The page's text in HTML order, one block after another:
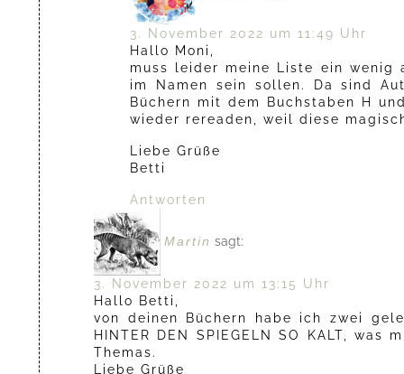
3. November 2022 um 11:49 Uhr
Hallo Moni,
muss leider meine Liste ein
im Namen sein sollen. Da sind
Büchern mit dem Buchstaben H
wieder rereaden, weil diese
Liebe Grüße
Betti
Antworten
Martin sagt:
3. November 2022 um 13:15 Uhr
Hallo Betti,
von deinen Büchern habe ich zwei
HINTER DEN SPIEGELN SO KALT,
Themas.
Liebe Grüße